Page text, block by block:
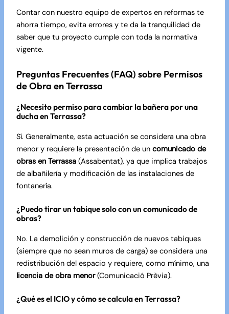
Contar con nuestro equipo de expertos en reformaste
ahorra tiempo, evita errores y te da la tranquilidad de
saber que tu proyecto cumple con toda la normativa
vigente.
Preguntas Frecuentes (FAQ) sobre Permisos
de Obra en Terrassa
¿Necesito permiso para cambiar la bañera por una
ducha en Terrassa?
Sí. Generalmente, esta actuación se considera una obra
menor y requiere la presentación de un comunicado de
obras en Terrassa(Assabentat), ya que implica trabajos
de albañilería y modificación de las instalaciones de
fontanería.
¿Puedo tirar un tabique solo con un comunicado de
obras?
No. La demolición y construcción de nuevos tabiques
(siempre que no sean muros de carga) se considera una
redistribución del espacio y requiere, como mínimo, una
licencia de obra menor(Comunicació Prèvia).
¿Qué es el ICIO y cómo se calcula en Terrassa?